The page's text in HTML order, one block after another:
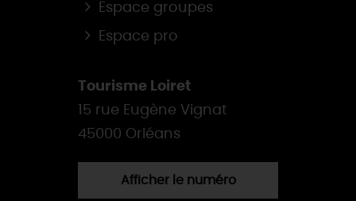
Espace groupes
Espace pro
Tourisme Loiret
15 rue Eugène Vignat
45000 Orléans
Afficher le numéro